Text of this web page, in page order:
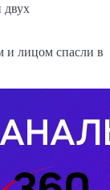
двух
лицом спасли в